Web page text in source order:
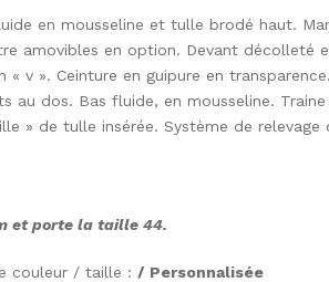
en mousseline et tulle brodé haut.
amovibles en option. Devant décolleté
« v ». Ceinture en guipure en
au dos. Bas fluide, en mousseline.
» de tulle insérée. Système de relevage
et porte la taille 44.
couleur / taille : / Personnalisée